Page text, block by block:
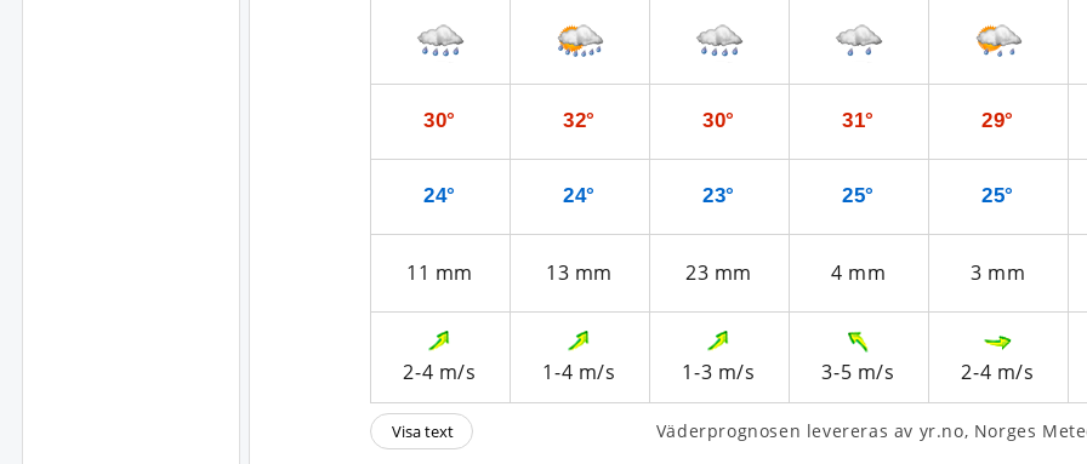
30° 32° 30° 31° 29°
24° 24° 23° 25° 25°
11 mm 13 mm 23 mm 4 mm 3 mm
2-4 m/s 1-4 m/s 1-3 m/s 3-5 m/s 2-4 m/s
Visa text Väderprognosen levereras av yr.no, Norges